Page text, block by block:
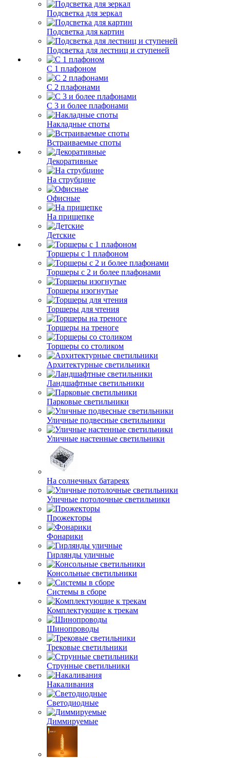
Подсветка для зеркал
Подсветка для картин
Подсветка для лестниц и ступеней
С 1 плафоном
С 2 плафонами
С 3 и более плафонами
Накладные споты
Встраиваемые споты
Декоративные
На струбцине
Офисные
На прищепке
Детские
Торшеры с 1 плафоном
Торшеры с 2 и более плафонами
Торшеры изогнутые
Торшеры для чтения
Торшеры на треноге
Торшеры со столиком
Архитектурные светильники
Ландшафтные светильники
Парковые светильники
Уличные подвесные светильники
Уличные настенные светильники
На солнечных батареях
Уличные потолочные светильники
Прожекторы
Фонарики
Гирлянды уличные
Консольные светильники
Системы в сборе
Комплектующие к трекам
Шинопроводы
Трековые светильники
Струнные светильники
Накаливания
Светодиодные
Диммируемые